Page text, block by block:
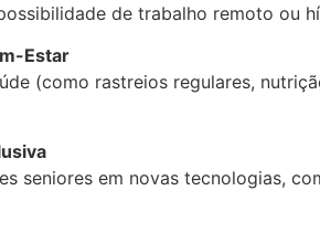
de trabalho remoto ou
Estar
(como rastreios regulares,
seniores em novas tecnologias,